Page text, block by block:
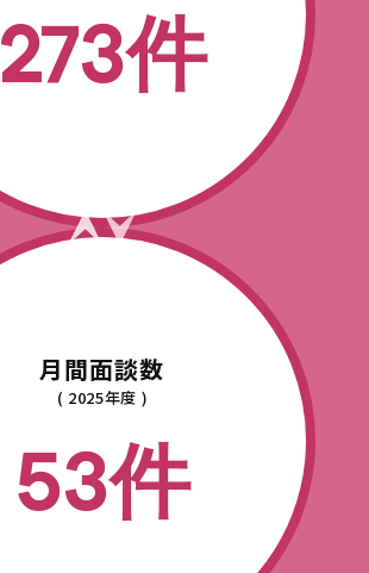
273件
月間面談数
( 2025年度 )
53件